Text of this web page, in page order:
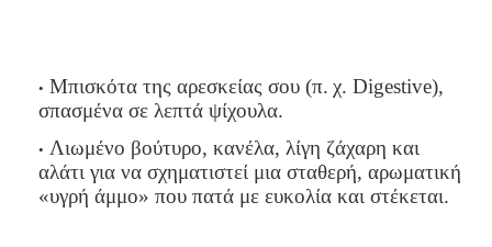
Μπισκότα της αρεσκείας σου (π. χ. Digestive),
σπασμένα σε λεπτά ψίχουλα.
Λιωμένο βούτυρο, κανέλα, λίγη ζάχαρη και
αλάτι για να σχηματιστεί μια σταθερή, αρωματική
«υγρή άμμο» που πατά με ευκολία και στέκεται.